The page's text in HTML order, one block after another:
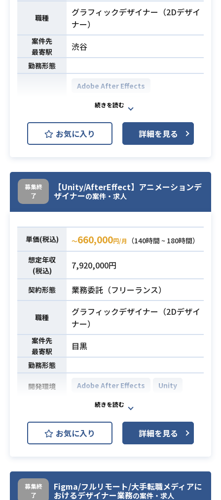
職種
グラフィックデザイナー（2Dデザイ
ナー）
案件先
最寄駅
渋谷
勤務形態
Adobe After Effects
Adobe Illustrator
Adobe Photoshop
ブラウザゲーム内のバナーやUIのデ
2Dデザイン全般を担当頂きます。
必須スキル
Photoshopでのデザイン経験2年以
お気に入り 詳細を見る
募集終
了
【Unity/AfterEffect】アニメーションデ
ザイナーの案件・求人
単価(税込) 〜660,000円/月
（140時間 ~ 180時間）
想定年収
(税込)
7,920,000円
契約形態 業務委託（フリーランス）
職種
グラフィックデザイナー（2Dデザイ
ナー）
案件先
最寄駅
目黒
勤務形態
開発環境 Adobe After Effects Unity
ゲームコンテンツの演出全般の業務
をお任せします。
・演出アニメーション、スキルエフ
ェクト、背景アニメーション等のモ
（剣閃や、魔法エフェクト、ダメー
ジなどの表現）
・Unityを使用した演出業務
お気に入り 詳細を見る
募集終
了
Figma/フルリモート/大手転職メディアに
おけるデザイナー業務の案件・求人